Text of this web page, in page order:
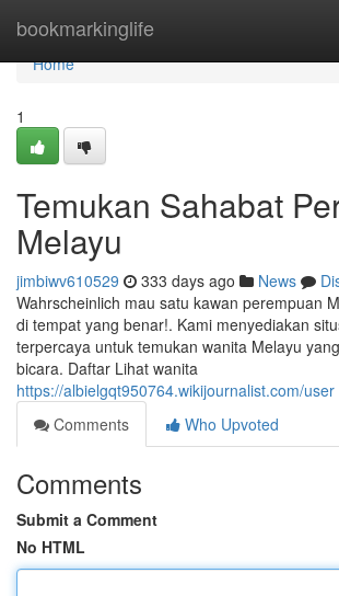
bookmarkinglife
Home
Home
1
Temukan Sahabat
Melayu
jimbiwv610529 333 days ago News
Wahrscheinlich mau satu kawan perempuan
di tempat yang benar!. Kami menyediakan
terpercaya untuk temukan wanita Melayu
bicara. Daftar Lihat wanita
https://albielgqt950764.wikijournalist.com/user
Comments
Who Upvoted
Comments
Submit a Comment
No HTML